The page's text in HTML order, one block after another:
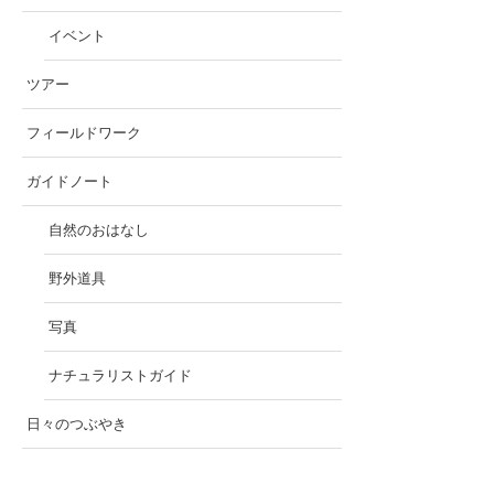
イベント
ツアー
フィールドワーク
ガイドノート
自然のおはなし
野外道具
写真
ナチュラリストガイド
日々のつぶやき